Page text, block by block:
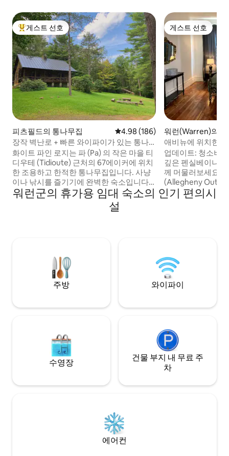
상위 게스트 선호
게스트 선호
피츠필드의 통나무집 평점 4.98점(5점 만점), 후기 186
4.98 (186)
장작 벽난로 + 빠른 와이파이가 있는 통나
무집
화이트 파인 로지는 파 (Pa) 의 작은 마을 티
디우테 (Tidioute) 근처의 67에이커에 위치
한 조용하고 한적한 통나무집입니다. 사냥
이나 낚시를 즐기기에 완벽한 숙소입니다.
이 오두막은 숙소의 소나무 통나무로 지어
졌기 때문에 이곳은 매우 독특한 숙소입니
다! 장작이 제공되는 야외 화로!
게스트 선호
게스트 선호
워런(Warren)의
애비뉴에 위치한
니 스위트
업데이트: 청소비
깊은 펜실베이니
께 머물러보세요!
(Allegheny
(Bent Run
레스토랑 등 많은
습니다!
워런군의 휴가용 임대 숙소의 인기 편의시
설
주방 와이파이
수영장
건물 부지 내 무료 주
차
에어컨